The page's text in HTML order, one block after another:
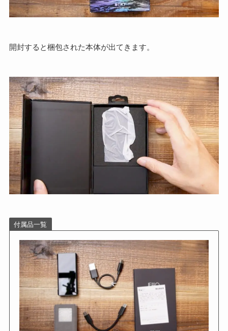
開封すると梱包された本体が出てきます。
付属品一覧